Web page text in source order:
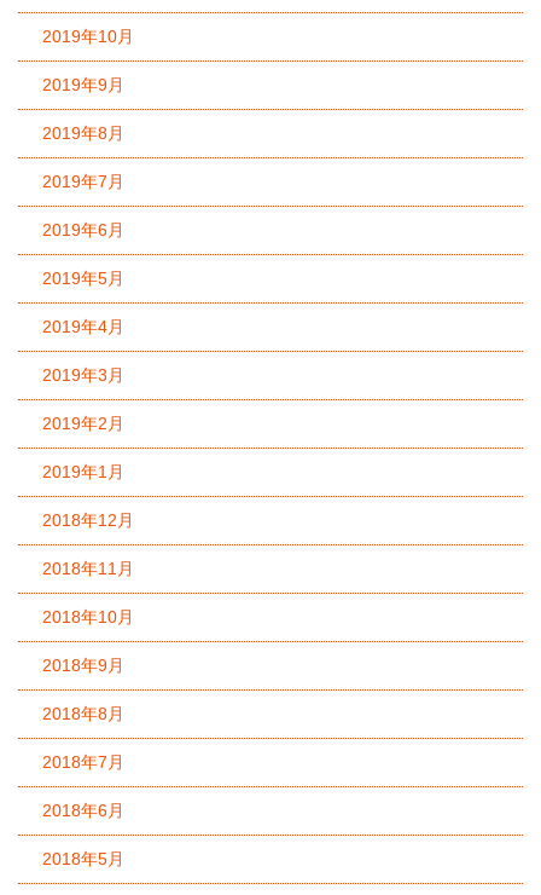
2019年10月
2019年9月
2019年8月
2019年7月
2019年6月
2019年5月
2019年4月
2019年3月
2019年2月
2019年1月
2018年12月
2018年11月
2018年10月
2018年9月
2018年8月
2018年7月
2018年6月
2018年5月